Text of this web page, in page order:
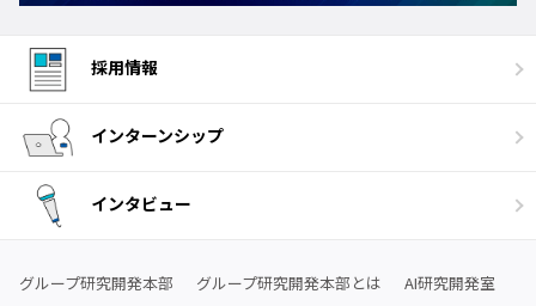
採用情報
インターンシップ
インタビュー
グループ研究開発本部 グループ研究開発本部とは
AI研究開発室